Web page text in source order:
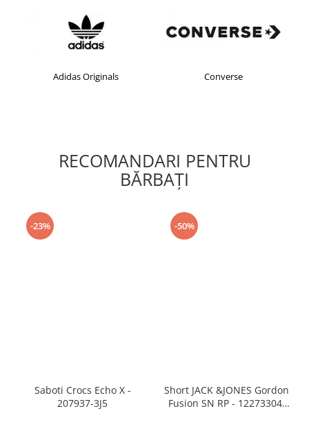
Adidas Originals Converse
RECOMANDARI PENTRU
BĂRBAŢI
-23%
Saboti Crocs Echo X -
207937-3J5
-50%
Short JACK &JONES Gordon
Fusion SN RP - 12273304-